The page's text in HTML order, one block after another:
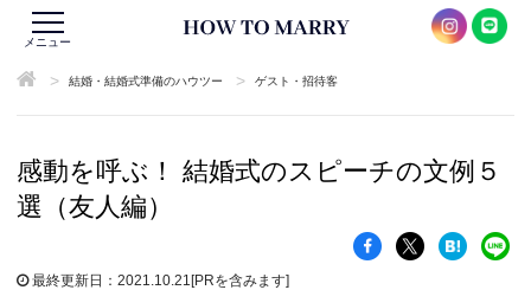
メニュー
> 結婚・結婚式準備のハウツー > ゲスト・招待客
感動を呼ぶ！ 結婚式のスピーチの文例５
選（友人編）
最終更新日：2021.10.21 [PRを含みます]